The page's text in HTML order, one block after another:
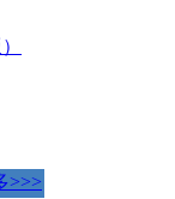
>>>